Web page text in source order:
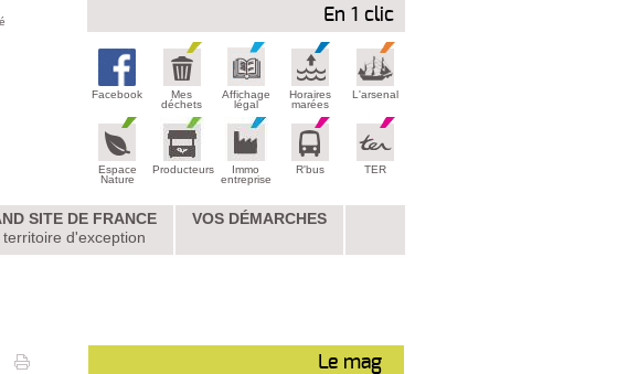
En 1 clic
Facebook
Mes
déchets
Affichage
légal
Horaires
marées
L'arsenal
Espace
Nature
Producteurs
Immo
entreprise
R'bus TER
SITE DE FRANCE
territoire d'exception
VOS DÉMARCHES
Le mag